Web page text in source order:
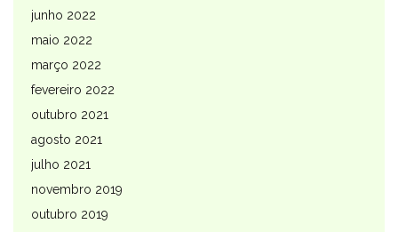
junho 2022
maio 2022
março 2022
fevereiro 2022
outubro 2021
agosto 2021
julho 2021
novembro 2019
outubro 2019